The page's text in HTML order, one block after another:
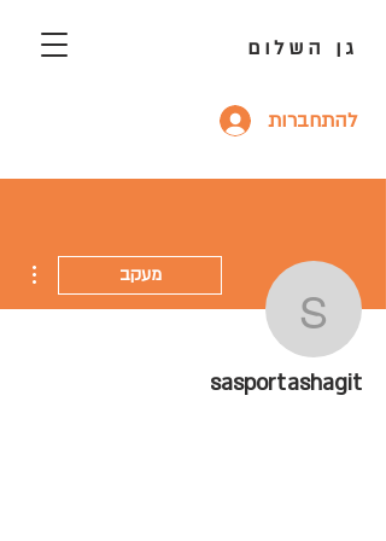
גן השלום
להתחברות
sasportashagit
מעקב
sasportashagit